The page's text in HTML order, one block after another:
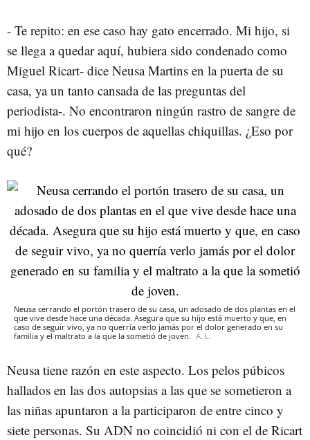
- Te repito: en ese caso hay gato encerrado. Mi hijo, si
se llega a quedar aquí, hubiera sido condenado como
Miguel Ricart- dice Neusa Martins en la puerta de su
casa, ya un tanto cansada de las preguntas del
periodista-. No encontraron ningún rastro de sangre de
mi hijo en los cuerpos de aquellas chiquillas. ¿Eso por
qué?
Neusa cerrando el portón trasero de su casa, un adosado de dos plantas en el
que vive desde hace una década. Asegura que su hijo está muerto y que, en
caso de seguir vivo, ya no querría verlo jamás por el dolor generado en su
familia y el maltrato a la que la sometió de joven. A. L.
Neusa tiene razón en este aspecto. Los pelos púbicos
hallados en las dos autopsias a las que se sometieron a
las niñas apuntaron a la participaron de entre cinco y
siete personas. Su ADN no coincidió ni con el de Ricart